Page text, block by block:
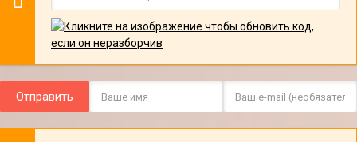
Отправить